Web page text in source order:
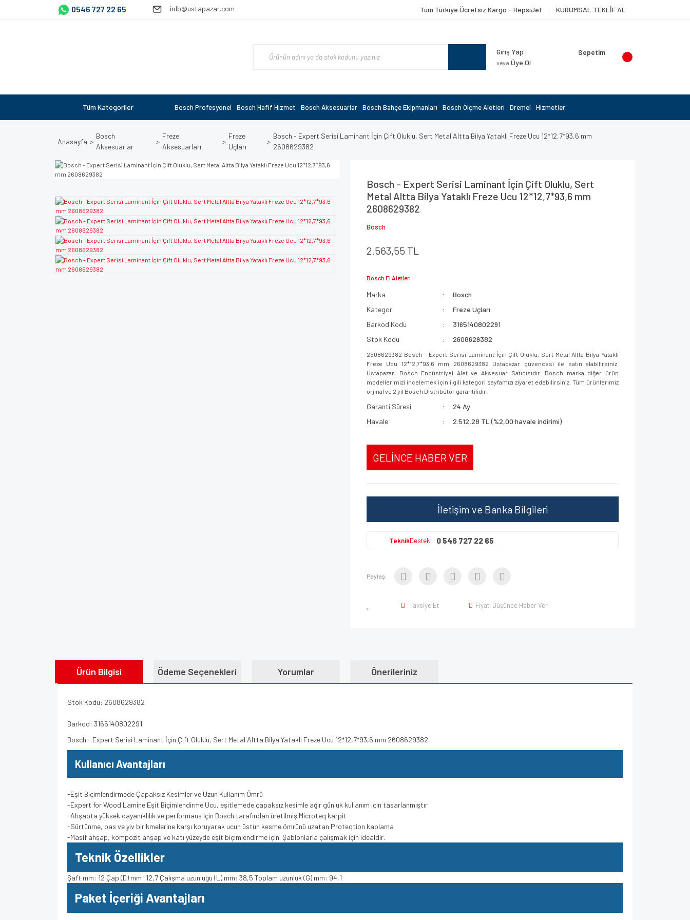
0546 727 22 65 info@ustapazar.com Tüm Türkiye Ücretsiz Kargo - HepsiJet KURUMSAL TEKLİF AL
Giriş Yap
veya Üye Ol
Sepetim
Tüm Kategoriler Bosch Profesyonel Bosch Hafif Hizmet Bosch Aksesuarlar Bosch Bahçe Ekipmanları Bosch Ölçme Aletleri Dremel Hizmetler
Anasayfa
Bosch
Aksesuarlar
Freze
Aksesuarları
Freze
Uçları
Bosch - Expert Serisi Laminant İçin Çift Oluklu, Sert Metal Altta Bilya Yataklı Freze Ucu 12*12,7*93,6 mm
2608629382
Bosch - Expert Serisi Laminant İçin Çift Oluklu, Sert
Metal Altta Bilya Yataklı Freze Ucu 12*12,7*93,6 mm
2608629382
Bosch
2.563,55 TL
Bosch El Aletleri
Marka
Bosch
Kategori
Freze Uçları
Barkod Kodu
3165140802291
Stok Kodu
2608629382
2608629382 Bosch - Expert Serisi Laminant İçin Çift Oluklu, Sert Metal Altta Bilya Yataklı
Freze Ucu 12*12,7*93,6 mm 2608629382 Ustapazar güvencesi ile satın alabilirsiniz.
Ustapazar, Bosch Endüstriyel Alet ve Aksesuar Satıcısıdır. Bosch marka diğer ürün
modellerimizi incelemek için ilgili kategori sayfamızı ziyaret edebilirsiniz. Tüm ürünlerimiz
orjinal ve 2 yıl Bosch Distribütör garantilidir.
Garanti Süresi
24 Ay
Havale
2.512,28 TL (%2,00 havale indirimi)
GELİNCE HABER VER
İletişim ve Banka Bilgileri
TeknikDestek 0 546 727 22 65
Paylaş:
Tavsiye Et Fiyatı Düşünce Haber Ver
Ürün Bilgisi Ödeme Seçenekleri Yorumlar Önerileriniz
Stok Kodu: 2608629382
Barkod: 3165140802291
Bosch - Expert Serisi Laminant İçin Çift Oluklu, Sert Metal Altta Bilya Yataklı Freze Ucu 12*12,7*93,6 mm 2608629382
Kullanıcı Avantajları
-Eşit Biçimlendirmede Çapaksız Kesimler ve Uzun Kullanım Ömrü
-Expert for Wood Lamine Eşit Biçimlendirme Ucu, eşitlemede çapaksız kesimle ağır günlük kullanım için tasarlanmıştır
-Ahşapta yüksek dayanıklılık ve performans için Bosch tarafından üretilmiş Microteq karpit
-Sürtünme, pas ve yiv birikmelerine karşı koruyarak ucun üstün kesme ömrünü uzatan Proteqtion kaplama
-Masif ahşap, kompozit ahşap ve katı yüzeyde eşit biçimlendirme için. Şablonlarla çalışmak için idealdir.
Teknik Özellikler
Şaft mm: 12 Çap (D) mm: 12,7 Çalışma uzunluğu (L) mm: 38,5 Toplam uzunluk (G) mm: 94,1
Paket İçeriği Avantajları